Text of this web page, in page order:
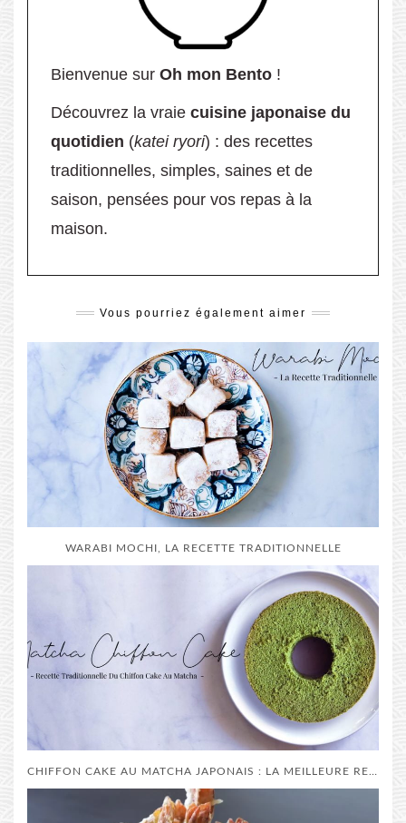
Bienvenue sur Oh mon Bento !
Découvrez la vraie cuisine japonaise du
quotidien (katei ryori) : des recettes
traditionnelles, simples, saines et de
saison, pensées pour vos repas à la
maison.
Vous pourriez également aimer
WARABI MOCHI, LA RECETTE TRADITIONNELLE